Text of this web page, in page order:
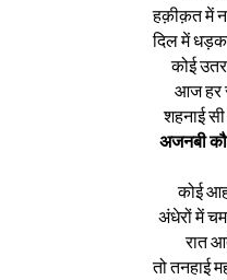
हक़ीक़त में
दिल में
कोई
आज हर
शहनाई
अजनबी
कोई
अंधेरों में
रात
तो तनहाई